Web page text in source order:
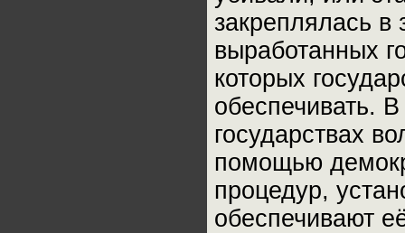
закреплялась
выработанных
которых
обеспечивать.
государствах
помощью
процедур,
обеспечивают